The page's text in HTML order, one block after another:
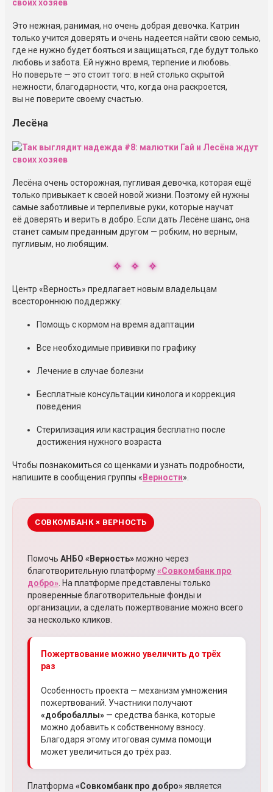
Это нежная, ранимая, но очень добрая девочка. Катрин
только учится доверять и очень надеется найти свою семью,
где не нужно будет бояться и защищаться, где будут только
любовь и забота. Ей нужно время, терпение и любовь.
Но поверьте — это стоит того: в ней столько скрытой
нежности, благодарности, что, когда она раскроется,
вы не поверите своему счастью.
Лесёна
Лесёна очень осторожная, пугливая девочка, которая ещё
только привыкает к своей новой жизни. Поэтому ей нужны
самые заботливые и терпеливые руки, которые научат
её доверять и верить в добро. Если дать Лесёне шанс, она
станет самым преданным другом — робким, но верным,
пугливым, но любящим.
✧ ✧ ✧
Центр «Верность» предлагает новым владельцам
всестороннюю поддержку:
Помощь с кормом на время адаптации
Все необходимые прививки по графику
Лечение в случае болезни
Бесплатные консультации кинолога и коррекция
поведения
Стерилизация или кастрация бесплатно после
достижения нужного возраста
Чтобы познакомиться со щенками и узнать подробности,
напишите в сообщения группы « Верности».
СОВКОМБАНК × ВЕРНОСТЬ
Помочь АНБО «Верность»можно через
благотворительную платформу«Совкомбанк про
добро». На платформе представлены только
проверенные благотворительные фонды и
организации, а сделать пожертвование можно всего
за несколько кликов.
Пожертвование можно увеличить до трёх
раз
Особенность проекта — механизм умножения
пожертвований. Участники получают
«добробаллы» — средства банка, которые
можно добавить к собственному взносу.
Благодаря этому итоговая сумма помощи
может увеличиться до трёх раз.
Платформа«Совкомбанк про добро»является